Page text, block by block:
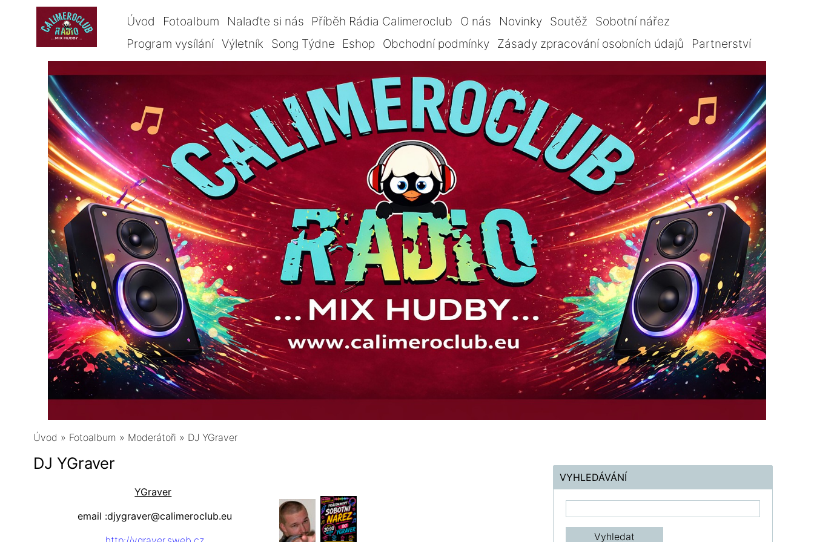
Úvod Fotoalbum Nalaďte si nás Příběh Rádia Calimeroclub O nás Novinky Soutěž
Sobotní nářez
Program vysílání Výletník Song Týdne Eshop Obchodní podmínky Zásady zpracování osobních údajů Partnerství
Úvod » Fotoalbum » Moderátoři » DJ YGraver
DJ YGraver
YGraver
email :djygraver@calimeroclub.eu
VYHLEDÁVÁNÍ